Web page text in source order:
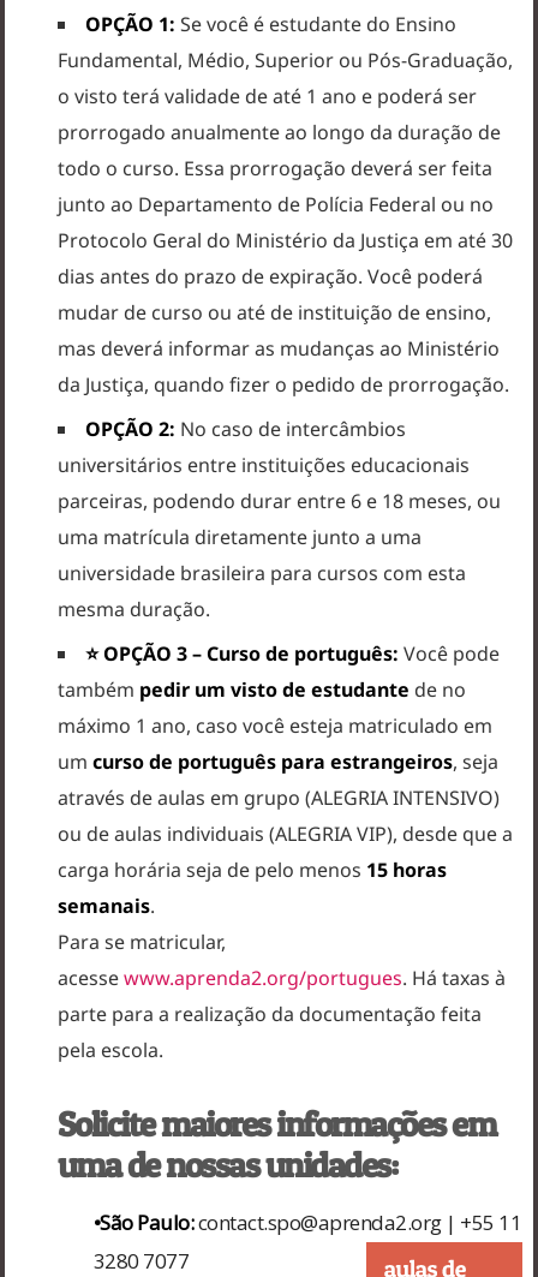
OPÇÃO 1: Se você é estudante do Ensino
Fundamental, Médio, Superior ou Pós-Graduação,
o visto terá validade de até 1 ano e poderá ser
prorrogado anualmente ao longo da duração de
todo o curso. Essa prorrogação deverá ser feita
junto ao Departamento de Polícia Federal ou no
Protocolo Geral do Ministério da Justiça em até 30
dias antes do prazo de expiração. Você poderá
mudar de curso ou até de instituição de ensino,
mas deverá informar as mudanças ao Ministério
da Justiça, quando fizer o pedido de prorrogação.
OPÇÃO 2: No caso de intercâmbios
universitários entre instituições educacionais
parceiras, podendo durar entre 6 e 18 meses, ou
uma matrícula diretamente junto a uma
universidade brasileira para cursos com esta
mesma duração.
⭐ OPÇÃO 3 – Curso de português: Você pode
também pedir um visto de estudante de no
máximo 1 ano, caso você esteja matriculado em
um curso de português para estrangeiros, seja
através de aulas em grupo (ALEGRIA INTENSIVO)
ou de aulas individuais (ALEGRIA VIP), desde que a
carga horária seja de pelo menos 15 horas
semanais.
Para se matricular,
acessewww.aprenda2.org/portugues. Há taxas à
parte para a realização da documentação feita
pela escola.
Solicite maiores informações em
uma de nossas unidades:
•São Paulo:contact.spo@aprenda2.org | +55 11
3280 7077